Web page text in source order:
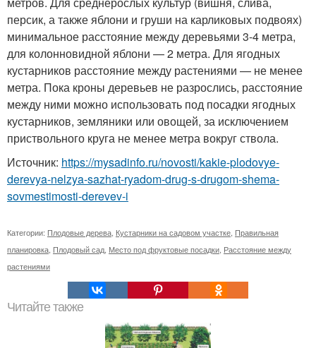
персик, а также яблони и груши на карликовых подвоях)
минимальное расстояние между деревьями 3-4 метра,
для колонновидной яблони — 2 метра. Для ягодных
кустарников расстояние между растениями — не менее
метра. Пока кроны деревьев не разрослись, расстояние
между ними можно использовать под посадки ягодных
кустарников, земляники или овощей, за исключением
приствольного круга не менее метра вокруг ствола.
Источник: https://mysadinfo.ru/novosti/kakie-plodovye-
derevya-nelzya-sazhat-ryadom-drug-s-drugom-shema-
sovmestimosti-derevev-i
Категории: Плодовые дерева Кустарники на садовом участке Правильная
планировка Плодовый сад Место под фруктовые посадки Расстояние между
растениями
Читайте также